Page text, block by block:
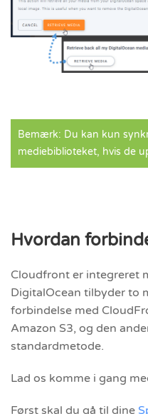
Bemærk: Du kan kun
mediebiblioteket, hvis de
Hvordan
Cloudfront er integreret
DigitalOcean tilbyder to
forbindelse med
Amazon S3, og den
standardmetode.
Lad os komme i gang
Først skal du gå til dine